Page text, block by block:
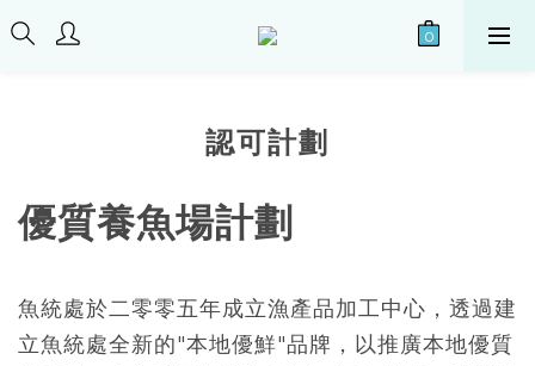
認可計劃
優質養魚場計劃
魚統處於二零零五年成立漁產品加工中心，透過建
立魚統處全新的"本地優鮮"品牌，以推廣本地優質